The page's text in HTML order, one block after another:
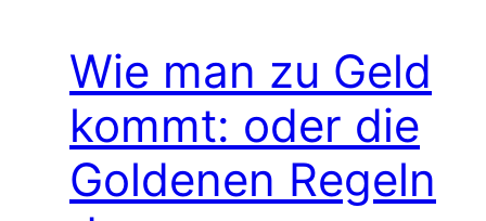
Wie man zu Geld
kommt: oder die
Goldenen Regeln